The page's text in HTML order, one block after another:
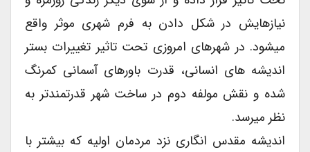
نیازهایش در شکل دادن به فرم شهری موثر واقع
میشود. در شهرهای امروزی تحت تاثیر تغییرات بستر
اندیشه های انسانی، قدرت باورهای آسمانی کمرنگ
شده و نقش مولفه دوم در ساخت شهر قدرتمندتر به
نظر میرسد.
اندیشه مقدس انگاری نزد مردمان اولیه که بیشتر با